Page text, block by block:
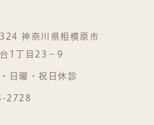
神奈川県相模原市
台1丁目23−9
日曜・祝日休診
2728